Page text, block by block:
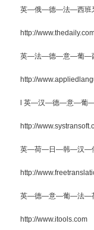
英—俄—德—法—西班
http://
英—法—德—意—葡—
http://
l 英—汉—德—意—葡
http://
英—荷—日—韩—汉—
http://
英—德—意—葡—法—
http://www.itools.com